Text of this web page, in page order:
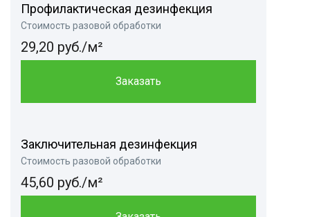
Профилактическая дезинфекция
Стоимость разовой обработки
29,20 руб./м²
Заказать
Заключительная дезинфекция
Стоимость разовой обработки
45,60 руб./м²